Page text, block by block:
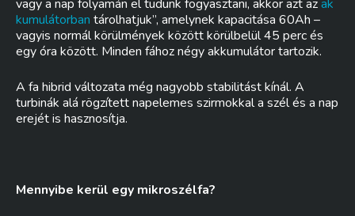
vagy a nap folyamán el tudunk fogyasztani, akkor azt azak
kumulátorban tárolhatjuk”, amelynek kapacitása 60Ah –
vagyis normál körülmények között körülbelül 45 perc és
egy óra között. Minden fához négy akkumulátor tartozik.
A fa hibrid változata még nagyobb stabilitást kínál. A
turbinák alá rögzített napelemes szirmokkal a szél és a nap
erejét is hasznosítja.
Mennyibe kerül egy mikroszélfa?